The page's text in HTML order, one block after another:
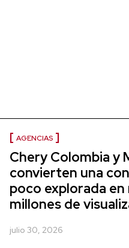
AGENCIAS
Chery Colombia y
convierten una
poco explorada en
millones de
julio 30, 2026